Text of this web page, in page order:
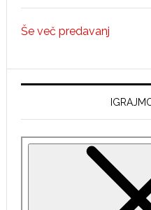
–
predavanje,
Velika
Še več predavanj